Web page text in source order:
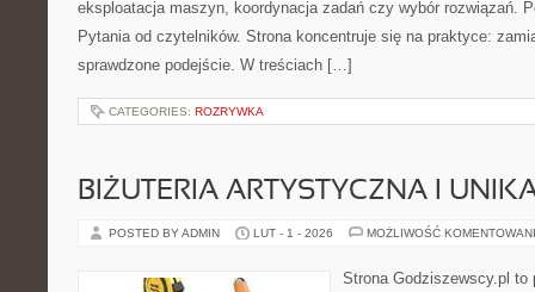
eksploatacja maszyn, koordynacja zadań czy wybór rozwiązań.
Pytania od czytelników. Strona koncentruje się na praktyce:
sprawdzone podejście. W treściach […]
CATEGORIES: ROZRYWKA
BIŻUTERIA ARTYSTYCZNA I
POSTED BY ADMIN LUT - 1 - 2026 MOŻLIWOŚĆ
Strona Godziszewscy.pl